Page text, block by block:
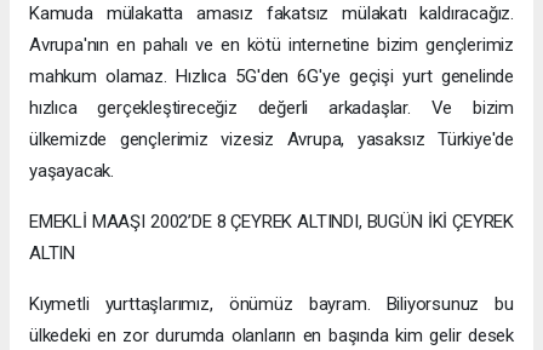
Kamuda mülakatta amasız fakatsız mülakatı kaldıracağız.
Avrupa'nın en pahalı ve en kötü internetine bizim gençlerimiz
mahkum olamaz. Hızlıca 5G'den 6G'ye geçişi yurt genelinde
hızlıca gerçekleştireceğiz değerli arkadaşlar. Ve bizim
ülkemizde gençlerimiz vizesiz Avrupa, yasaksız Türkiye'de
yaşayacak.
EMEKLİ MAAŞI 2002’DE 8 ÇEYREK ALTINDI, BUGÜN İKİ ÇEYREK
ALTIN
Kıymetli yurttaşlarımız, önümüz bayram. Biliyorsunuz bu
ülkedeki en zor durumda olanların en başında kim gelir desek